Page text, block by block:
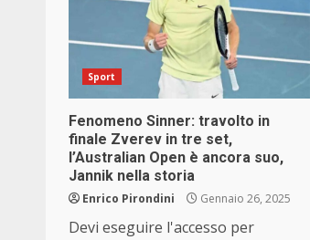
Sport
Fenomeno Sinner: travolto in
finale Zverev in tre set,
l’Australian Open è ancora suo,
Jannik nella storia
Enrico Pirondini Gennaio 26, 2025
Devi eseguire l'accesso per